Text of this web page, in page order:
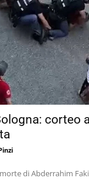
corteo
di Abderrahim